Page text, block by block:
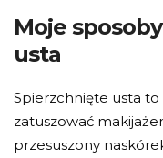
Moje
usta
Spierzchnięte usta
zatuszować
przesuszony